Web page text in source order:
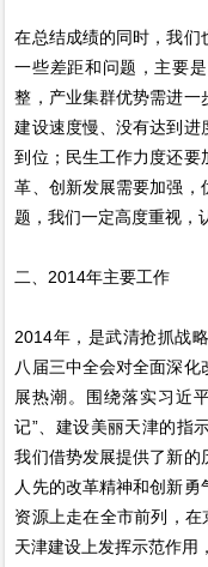
在总结成绩的同时，我们
一些差距和问题，主要
整，产业集群优势需进一
建设速度慢、没有达到进
到位；民生工作力度还要
革、创新发展需要加强，
题，我们一定高度重视，
二、2014年主要工作
2014年，是武清抢抓战
八届三中全会对全面深
展热潮。围绕落实习近
记”、建设美丽天津的指
我们借势发展提供了新的
人先的改革精神和创新
资源上走在全市前列，在
天津建设上发挥示范作用